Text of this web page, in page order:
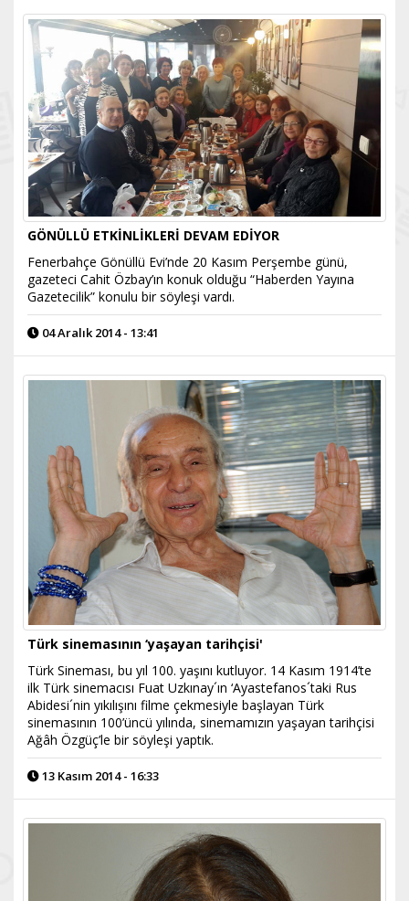
GÖNÜLLÜ ETKİNLİKLERİ DEVAM EDİYOR
Fenerbahçe Gönüllü Evi’nde 20 Kasım Perşembe günü,
gazeteci Cahit Özbay’ın konuk olduğu “Haberden Yayına
Gazetecilik” konulu bir söyleşi vardı.
04 Aralık 2014 - 13:41
Türk sinemasının ‘yaşayan tarihçisi'
Türk Sineması, bu yıl 100. yaşını kutluyor. 14 Kasım 1914’te
ilk Türk sinemacısı Fuat Uzkınay´ın ‘Ayastefanos´taki Rus
Abidesi´nin yıkılışını filme çekmesiyle başlayan Türk
sinemasının 100’üncü yılında, sinemamızın yaşayan tarihçisi
Ağâh Özgüç’le bir söyleşi yaptık.
13 Kasım 2014 - 16:33